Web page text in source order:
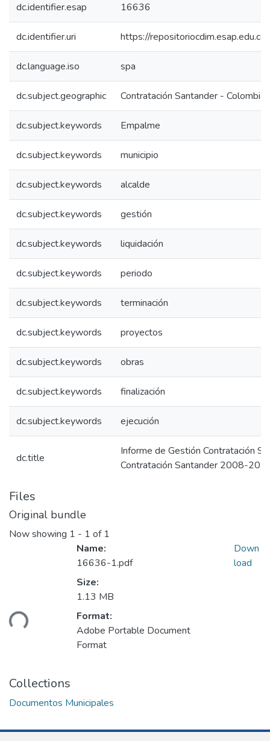
dc.identifier.esap 16636
dc.identifier.uri https://
dc.language.iso spa
dc.subject.geographic Contratación Santander - Colombia
dc.subject.keywords Empalme
dc.subject.keywords municipio
dc.subject.keywords alcalde
dc.subject.keywords gestión
dc.subject.keywords liquidación
dc.subject.keywords periodo
dc.subject.keywords terminación
dc.subject.keywords proyectos
dc.subject.keywords obras
dc.subject.keywords finalización
dc.subject.keywords ejecución
dc.title
Informe de Gestión Contratación
Contratación Santander 2008-
Files
Original bundle
Now showing 1 - 1 of 1
Name:
16636-1.pdf
Size:
1.13 MB
Format:
Adobe Portable Document
Format
Down
load
Collections
Documentos Municipales